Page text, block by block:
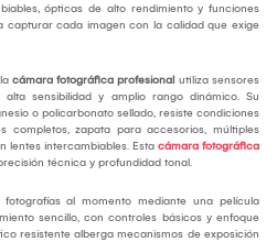
ópticas de alto rendimiento y funciones
capturar cada imagen con la calidad que exige
cámara fotográfica profesional utiliza sensores
sensibilidad y amplio rango dinámico. Su
o policarbonato sellado, resiste condiciones
completos, zapata para accesorios, múltiples
lentes intercambiables. Esta cámara fotográfica
técnica y profundidad tonal.
al momento mediante una película
sencillo, con controles básicos y enfoque
resistente alberga mecanismos de exposición